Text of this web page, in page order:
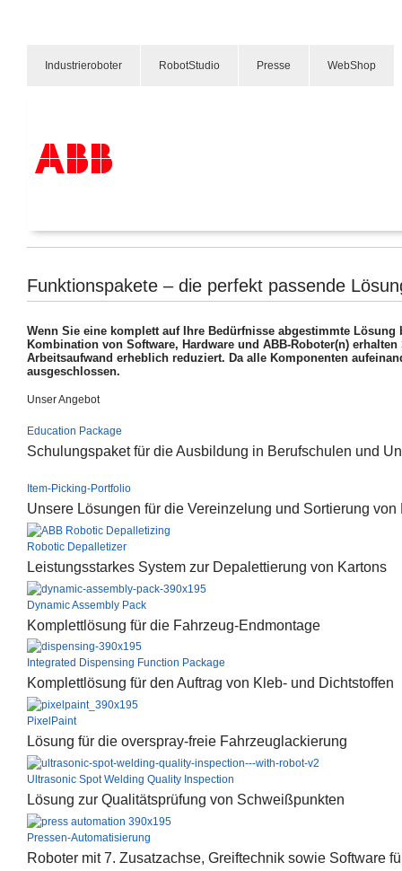
Industrieroboter RobotStudio Presse WebShop
Über uns
Vertriebspartner finden
Karriere
Funktionspakete
Funktionspakete – die perfekt passende
Wenn Sie eine komplett auf Ihre Bedürfnisse abgestimmte
Kombination von Software, Hardware und ABB-Roboter(n)
Arbeitsaufwand erheblich reduziert. Da alle Komponenten
ausgeschlossen.
Unser Angebot
Education Package
Schulungspaket für die Ausbildung in Berufschulen und
Item-Picking-Portfolio
Unsere Lösungen für die Vereinzelung und Sortierung von
Robotic Depalletizer
Leistungsstarkes System zur Depalettierung von Kartons
Dynamic Assembly Pack
Komplettlösung für die Fahrzeug-Endmontage
Integrated Dispensing Function Package
Komplettlösung für den Auftrag von Kleb- und Dichtstoffen
PixelPaint
Lösung für die overspray-freie Fahrzeuglackierung
Ultrasonic Spot Welding Quality Inspection
Lösung zur Qualitätsprüfung von Schweißpunkten
Pressen-Automatisierung
Roboter mit 7. Zusatzachse, Greiftechnik sowie Software